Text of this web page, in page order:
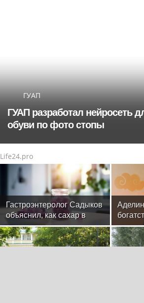
ГУАП
ГУАП разработал нейросеть
обуви по фото стопы
Life24.pro
Гастроэнтеролог Садыков
объяснил, как сахар в
рационе ускоряет
изнашивание тканей